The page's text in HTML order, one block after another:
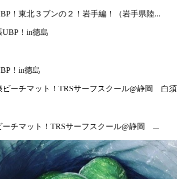
！東北３ブンの２！岩手編！（岩手県陸...
！in徳島
ーチマット！TRSサーフスクール@静岡 ...